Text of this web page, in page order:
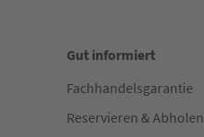
Gut informiert
Fachhandelsgarantie
Reservieren & Abholen